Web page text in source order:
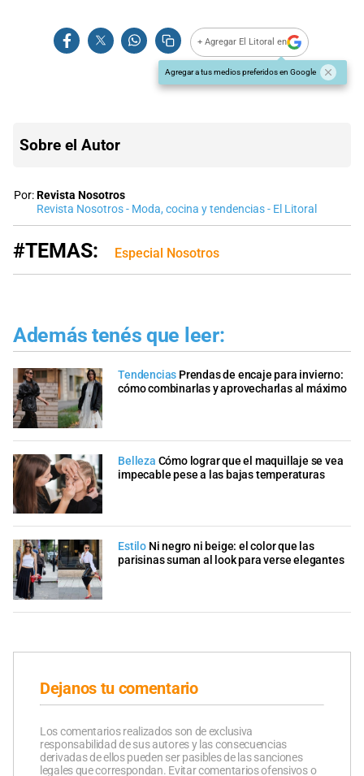
+ Agregar El Litoral en
Agregar a tus medios preferidos en Google
Sobre el Autor
Por:Revista Nosotros
Revista Nosotros - Moda, cocina y tendencias - El Litoral
#TEMAS: Especial Nosotros
Además tenés que leer:
Tendencias Prendas de encaje para invierno:
cómo combinarlas y aprovecharlas al máximo
Belleza Cómo lograr que el maquillaje se vea
impecable pese a las bajas temperaturas
Estilo Ni negro ni beige: el color que las
parisinas suman al look para verse elegantes
Dejanos tu comentario
Los comentarios realizados son de exclusiva
responsabilidad de sus autores y las consecuencias
derivadas de ellos pueden ser pasibles de las sanciones
legales que correspondan. Evitar comentarios ofensivos o